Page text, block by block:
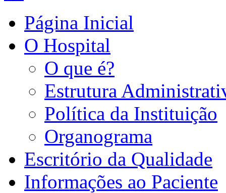
Página Inicial
O Hospital
O que é?
Estrutura
Política da Instituição
Organograma
Escritório da Qualidade
Informações ao Paciente